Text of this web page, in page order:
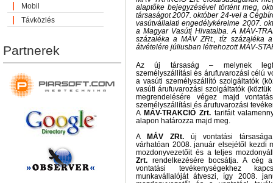
Mobil
Távközlés
Partnerek
alaptőke bejegyzésével történt meg,
társaságot 2007. október 24-vel a
vasútvállalati engedélykérelme 2007.
a Magyar Vasúti Hivatalba. A MÁV-
százaléka a MÁV ZRt., tíz százaléka
átvételére júliusban létrehozott MÁV-
Az új társaság – melynek
személyszállítási és árufuvarozási célú
a vasúti személyszállító szolgáltatók
vasúti árufuvarozási szolgáltatók
megrendelésére végez majd
személyszállítási és árufuvarozási
A MÁV-TRAKCIÓ Zrt. tarifáit
alapon határozza majd meg.
A
MÁV ZRt.új vontatási társasága
várhatóan 2008. január elsejétől kezdi
mozdonyvezetőit és a teljes
Zrt. rendelkezésére bocsátja. A cég
vontatási tevékenységekhez
munkavállalóját átveszi, így 2008.